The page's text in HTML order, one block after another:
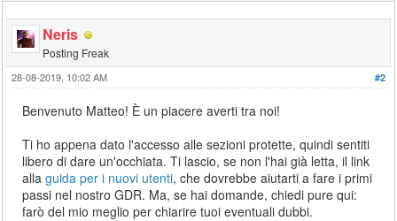
Neris
Posting Freak
#2
28-08-2019, 10:02 AM
Benvenuto Matteo! È un piacere averti tra noi!
Ti ho appena dato l'accesso alle sezioni protette, quindi sentiti
libero di dare un'occhiata. Ti lascio, se non l'hai già letta, il link
allaguida per i nuovi utenti, che dovrebbe aiutarti a fare i primi
passi nel nostro GDR. Ma, se hai domande, chiedi pure qui:
farò del mio meglio per chiarire tuoi eventuali dubbi.